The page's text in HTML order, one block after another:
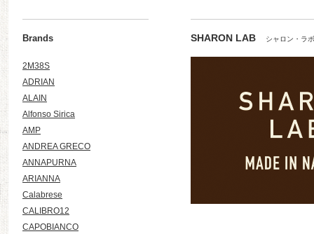
SHARON LAB シャロン・ラボ
Brands
2M38S
ADRIAN
ALAIN
Alfonso Sirica
AMP
ANDREA GRECO
ANNAPURNA
ARIANNA
Calabrese
CALIBRO12
CAPOBIANCO